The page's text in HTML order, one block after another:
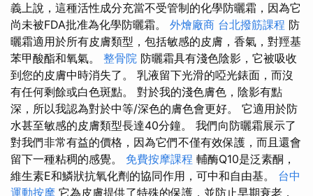
義上說，這種活性成分充當不受管制的化學防曬霜，因為它
尚未被FDA批准為化學防曬霜。 外燴廠商 台北撥筋課程 防
曬霜適用於所有皮膚類型，包括敏感的皮膚，香氣，對羥基
苯甲酸酯和氧氣。 整骨院 防曬霜具有淺色陰影，它被吸收
到您的皮膚中時消失了。 乳液留下光滑的啞光錶面，而沒
有任何剩餘或白色斑點。 對於我的淺色膚色，陰影有點
深，所以我認為對於中等/深色的膚色會更好。 它適用於防
水甚至敏感的皮膚類型長達40分鐘。 我們向防曬霜展示了
對我們非常有益的價格，因為它們不僅有效保護，而且還會
留下一種粘稠的感覺。 免費按摩課程 輔酶Q10是泛素酮，
維生素E和鱗狀抗氧化劑的協同作用，可中和自由基。 台中
運動按摩 它為皮膚提供了特殊的保護，並防止早期衰老，